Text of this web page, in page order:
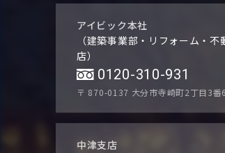
アイビック本社
（建築事業部・リフォーム・不
店）
0120-310-931
〒 870-0137 大分市寺崎町2丁目3番
中津支店